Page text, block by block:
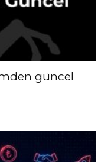
güncel